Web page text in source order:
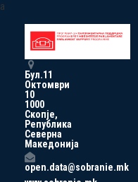
a
Бул.11
Октомври
10
1000
Скопје,
Република
Северна
Македонија
open.data@sobranie.mk